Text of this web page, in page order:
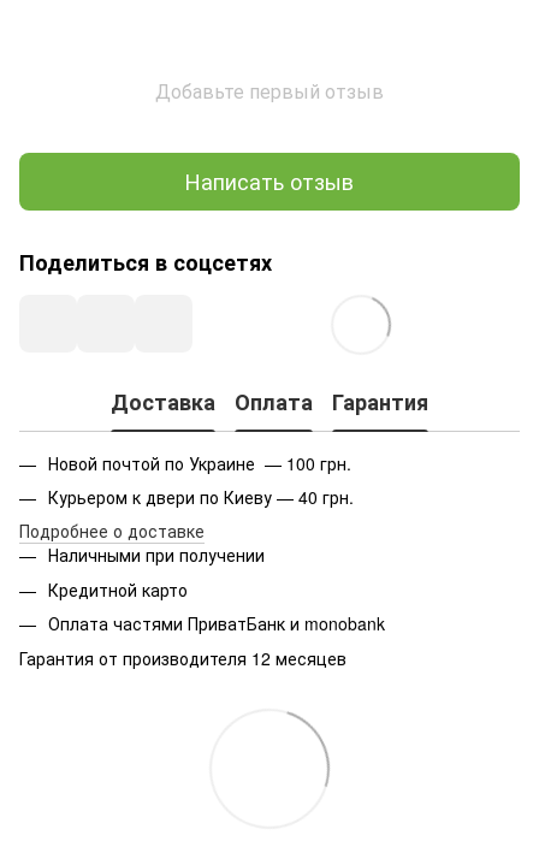
Добавьте первый отзыв
Написать отзыв
Поделиться в соцсетях
Доставка Оплата Гарантия
Новой почтой по Украине — 100 грн.
Курьером к двери по Киеву — 40 грн.
Подробнее о доставке
Наличными при получении
Кредитной карто
Оплата частями ПриватБанк и monobank
Гарантия от производителя 12 месяцев